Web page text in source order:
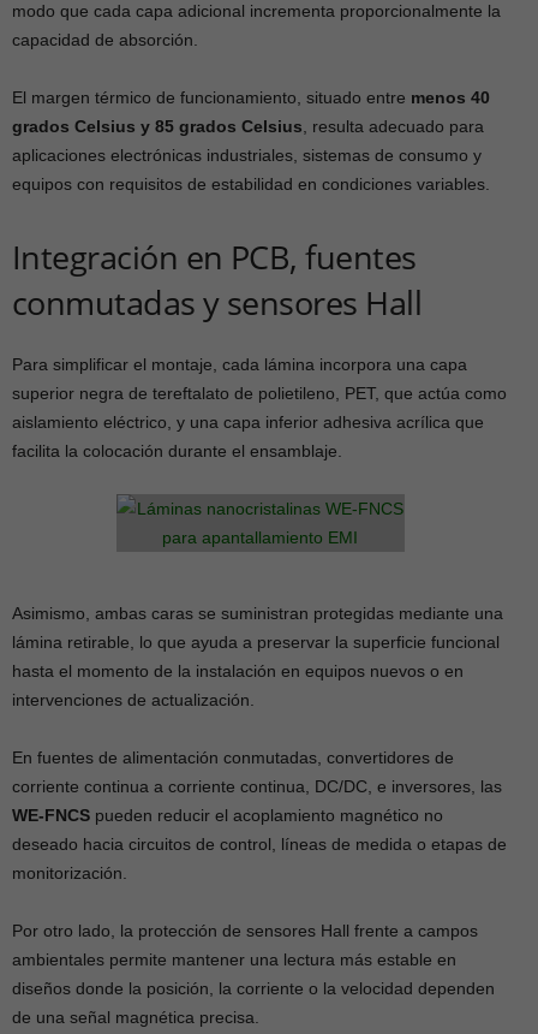
modo que cada capa adicional incrementa proporcionalmente la
capacidad de absorción.
El margen térmico de funcionamiento, situado entre menos 40
grados Celsius y 85 grados Celsius , resulta adecuado para
aplicaciones electrónicas industriales, sistemas de consumo y
equipos con requisitos de estabilidad en condiciones variables.
Integración en PCB, fuentes
conmutadas y sensores Hall
Para simplificar el montaje, cada lámina incorpora una capa
superior negra de tereftalato de polietileno, PET, que actúa como
aislamiento eléctrico, y una capa inferior adhesiva acrílica que
facilita la colocación durante el ensamblaje.
Asimismo, ambas caras se suministran protegidas mediante una
lámina retirable, lo que ayuda a preservar la superficie funcional
hasta el momento de la instalación en equipos nuevos o en
intervenciones de actualización.
En fuentes de alimentación conmutadas, convertidores de
corriente continua a corriente continua, DC/DC, e inversores, las
WE-FNCS pueden reducir el acoplamiento magnético no
deseado hacia circuitos de control, líneas de medida o etapas de
monitorización.
Por otro lado, la protección de sensores Hall frente a campos
ambientales permite mantener una lectura más estable en
diseños donde la posición, la corriente o la velocidad dependen
de una señal magnética precisa.